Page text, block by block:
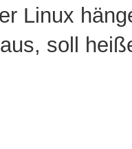
Linux
soll